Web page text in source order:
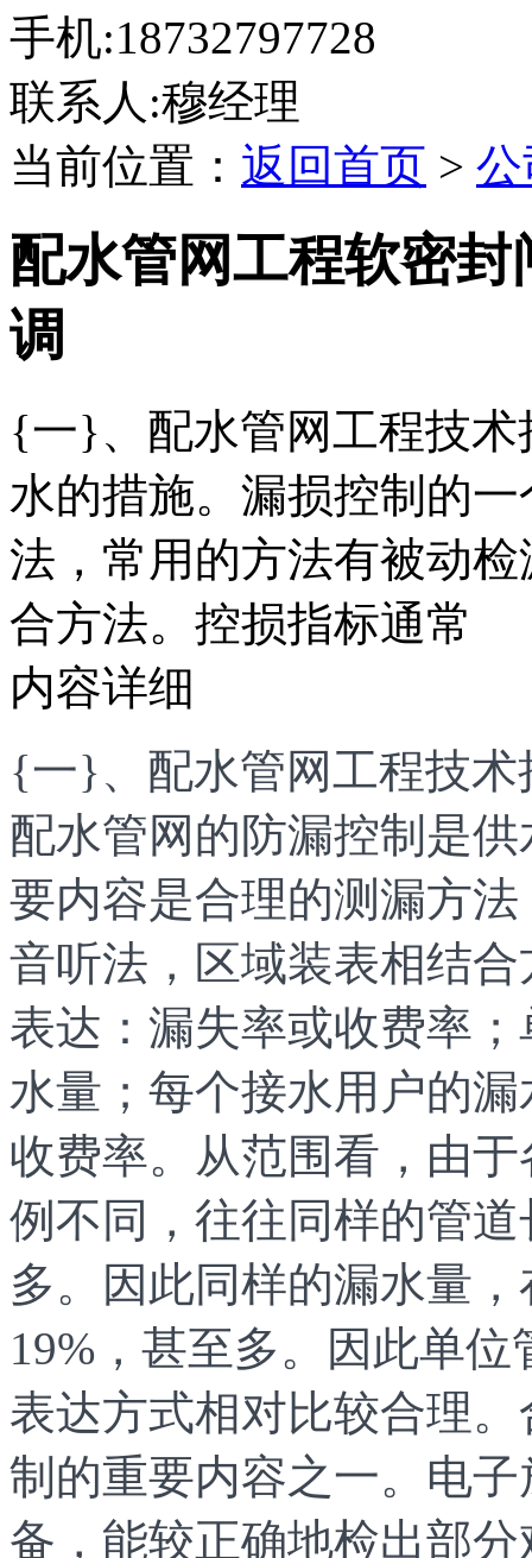
手机:18732797728
联系人:穆经理
当前位置： 返回首页 >
配水管网工程软密
调
{一}、配水管网工程技
水的措施。漏损控制的
法，常用的方法有被动
合方法。控损指标通常
内容详细
{一}、配水管网工程技术
配水管网的防漏控制是
要内容是合理的测漏方
音听法，区域装表相结
表达：漏失率或收费率
水量；每个接水用户的
收费率。从范围看，由
例不同，往往同样的管
多。因此同样的漏水量
19%，甚至多。因此单
表达方式相对比较合理
制的重要内容之一。电
备，能较正确地检出部